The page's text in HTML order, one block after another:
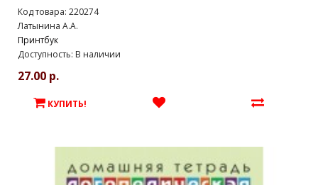
Код товара: 220274
Латынина А.А.
Принтбук
Доступность: В наличии
27.00 р.
КУПИТЬ!